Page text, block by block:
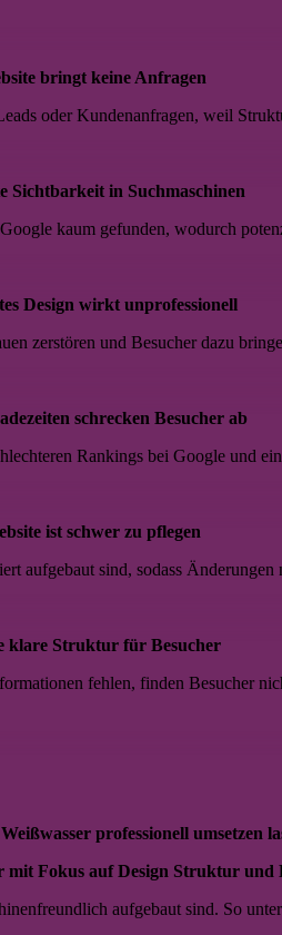
bringt keine Anfragen
oder Kundenanfragen, weil
Sichtbarkeit in Suchmaschinen
kaum gefunden, wodurch
Design wirkt unprofessionell
zerstören und Besucher dazu
schrecken Besucher ab
Rankings bei Google und
ist schwer zu pflegen
aufgebaut sind, sodass
klare Struktur für Besucher
fehlen, finden Besucher
professionell umsetzen
mit Fokus auf Design Struktur und
aufgebaut sind. So